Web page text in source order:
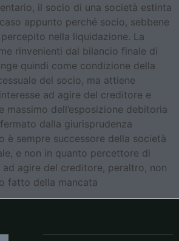
il socio di una società estinta
appunto perché socio, sebbene
nella liquidazione. La
rinvenienti dal bilancio finale di
quindi come condizione della
del socio, ma attiene
ad agire del creditore e
massimo dell’esposizione debitoria
dalla giurisprudenza
è sempre successore della società
e non in quanto percettore di
ad agire del creditore, peraltro, non
fatto della mancata